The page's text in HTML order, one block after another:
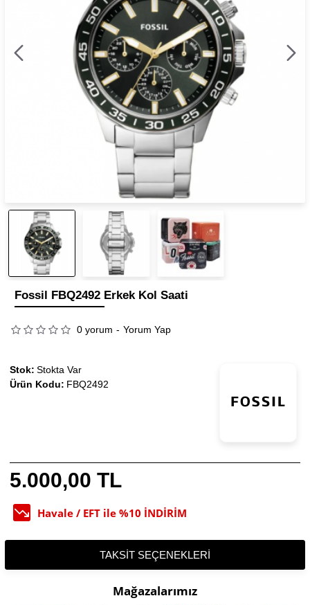
Fossil FBQ2492 Erkek Kol Saati
0 yorum - Yorum Yap
5.000,00 TL
Havale / EFT ile %10 İNDİRİM
Stok: Stokta Var
Ürün Kodu: FBQ2492
TAKSIT SEÇENEKLERI
Mağazalarımız